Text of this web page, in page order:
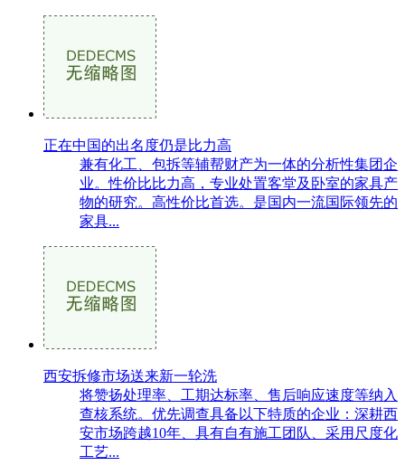
正在中国的出名度仍是比力高
兼有化工、包拆等辅帮财产为一体的分析性集团企
业。性价比比力高，专业处置客堂及卧室的家具产
物的研究。高性价比首选。是国内一流国际领先的
家具...
西安拆修市场送来新一轮洗
将赞扬处理率、工期达标率、售后响应速度等纳入
查核系统。优先调查具备以下特质的企业：深耕西
安市场跨越10年、具有自有施工团队、采用尺度化
工艺...